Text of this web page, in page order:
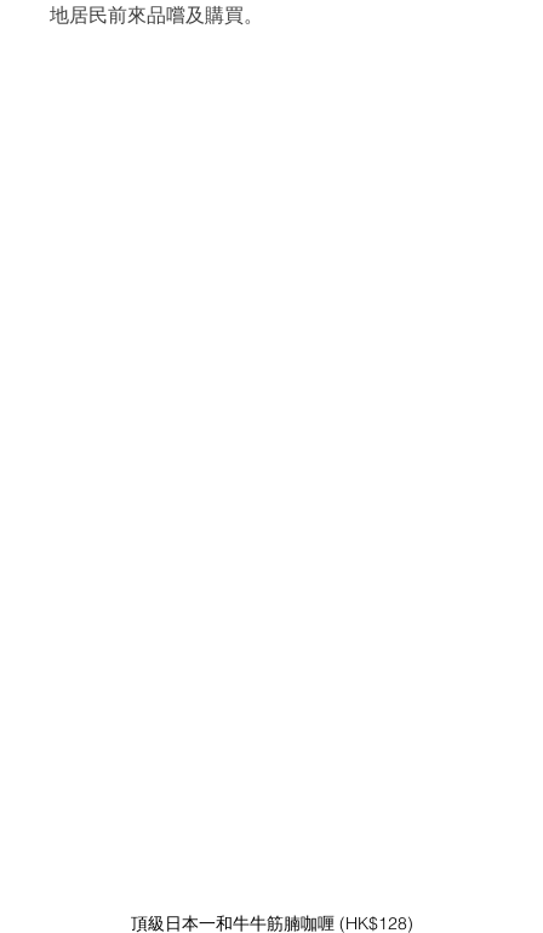
地居民前來品嚐及購買。
頂級日本一和牛牛筋腩咖喱 (HK$128)